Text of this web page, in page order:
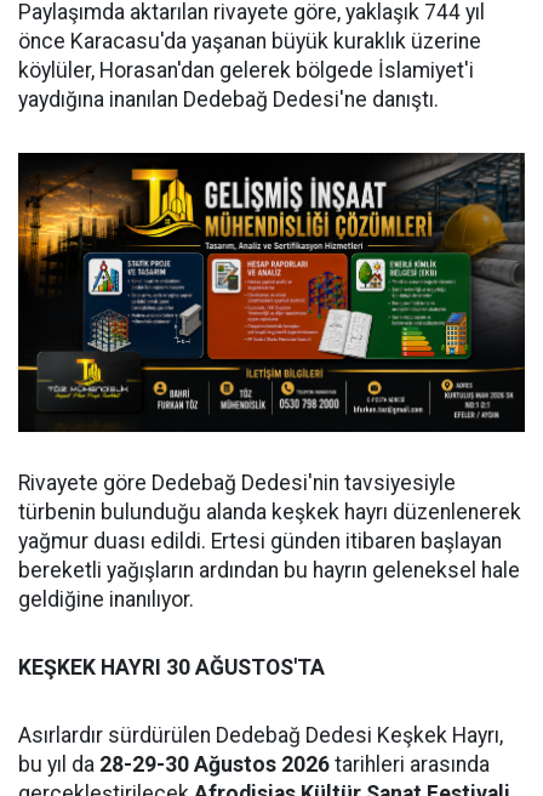
Paylaşımda aktarılan rivayete göre, yaklaşık 744 yıl
önce Karacasu'da yaşanan büyük kuraklık üzerine
köylüler, Horasan'dan gelerek bölgede İslamiyet'i
yaydığına inanılan Dedebağ Dedesi'ne danıştı.
Rivayete göre Dedebağ Dedesi'nin tavsiyesiyle
türbenin bulunduğu alanda keşkek hayrı düzenlenerek
yağmur duası edildi. Ertesi günden itibaren başlayan
bereketli yağışların ardından bu hayrın geleneksel hale
geldiğine inanılıyor.
KEŞKEK HAYRI 30 AĞUSTOS'TA
Asırlardır sürdürülen Dedebağ Dedesi Keşkek Hayrı,
bu yıl da 28-29-30 Ağustos 2026 tarihleri arasında